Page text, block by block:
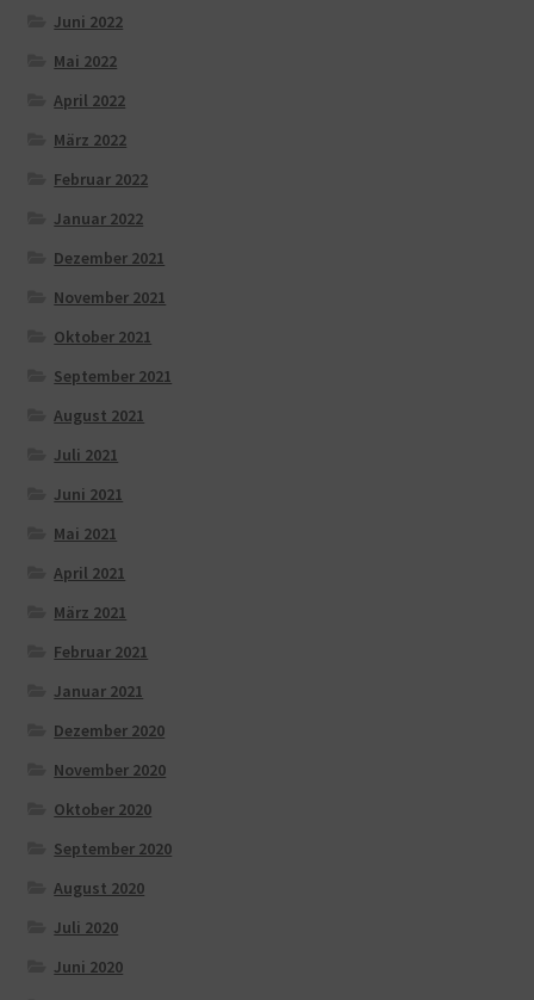
Juni 2022
Mai 2022
April 2022
März 2022
Februar 2022
Januar 2022
Dezember 2021
November 2021
Oktober 2021
September 2021
August 2021
Juli 2021
Juni 2021
Mai 2021
April 2021
März 2021
Februar 2021
Januar 2021
Dezember 2020
November 2020
Oktober 2020
September 2020
August 2020
Juli 2020
Juni 2020